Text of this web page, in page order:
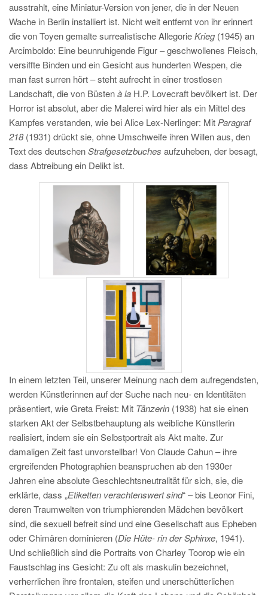
ausstrahlt, eine Miniatur-Version von jener, die in der Neuen
Wache in Berlin installiert ist. Nicht weit entfernt von ihr erinnert
die von Toyen gemalte surrealistische AllegorieKrieg (1945) an
Arcimboldo: Eine beunruhigende Figur – geschwollenes Fleisch,
versiffte Binden und ein Gesicht aus hunderten Wespen, die
man fast surren hört – steht aufrecht in einer trostlosen
Landschaft, die von Büstenà la H.P. Lovecraft bevölkert ist. Der
Horror ist absolut, aber die Malerei wird hier als ein Mittel des
Kampfes verstanden, wie bei Alice Lex-Nerlinger: Mit Paragraf
218(1931) drückt sie, ohne Umschweife ihren Willen aus, den
Text des deutschenStrafgesetzbuches aufzuheben, der besagt,
dass Abtreibung ein Delikt ist.
In einem letzten Teil, unserer Meinung nach dem aufregendsten,
werden Künstlerinnen auf der Suche nach neu- en Identitäten
präsentiert, wie Greta Freist: Mit Tänzerin (1938) hat sie einen
starken Akt der Selbstbehauptung als weibliche Künstlerin
realisiert, indem sie ein Selbstportrait als Akt malte. Zur
damaligen Zeit fast unvorstellbar! Von Claude Cahun – ihre
ergreifenden Photographien beanspruchen ab den 1930er
Jahren eine absolute Geschlechtsneutralität für sich, sie, die
erklärte, dass „Etiketten verachtenswert sind“ – bis Leonor Fini,
deren Traumwelten von triumphierenden Mädchen bevölkert
sind, die sexuell befreit sind und eine Gesellschaft aus Epheben
oder Chimären dominieren (Die Hüte- rin der Sphinxe, 1941).
Und schließlich sind die Portraits von Charley Toorop wie ein
Faustschlag ins Gesicht: Zu oft als maskulin bezeichnet,
verherrlichen ihre frontalen, steifen und unerschütterlichen